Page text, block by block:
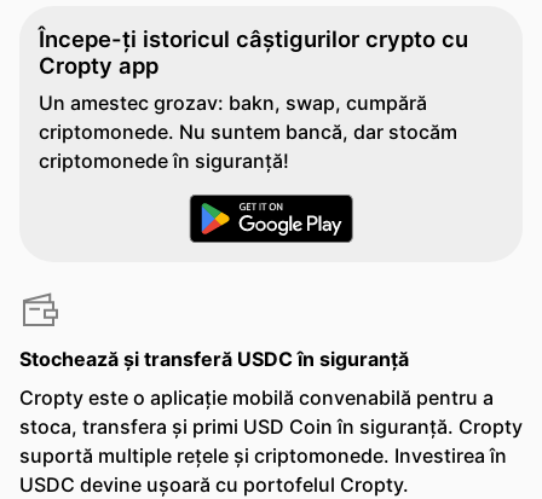
Începe-ți istoricul câștigurilor crypto cu
Cropty app
Un amestec grozav: bakn, swap, cumpără
criptomonede. Nu suntem bancă, dar stocăm
criptomonede în siguranță!
Stochează și transferă USDC în siguranță
Cropty este o aplicație mobilă convenabilă pentru a
stoca, transfera și primi USD Coin în siguranță. Cropty
suportă multiple rețele și criptomonede. Investirea în
USDC devine ușoară cu portofelul Cropty.